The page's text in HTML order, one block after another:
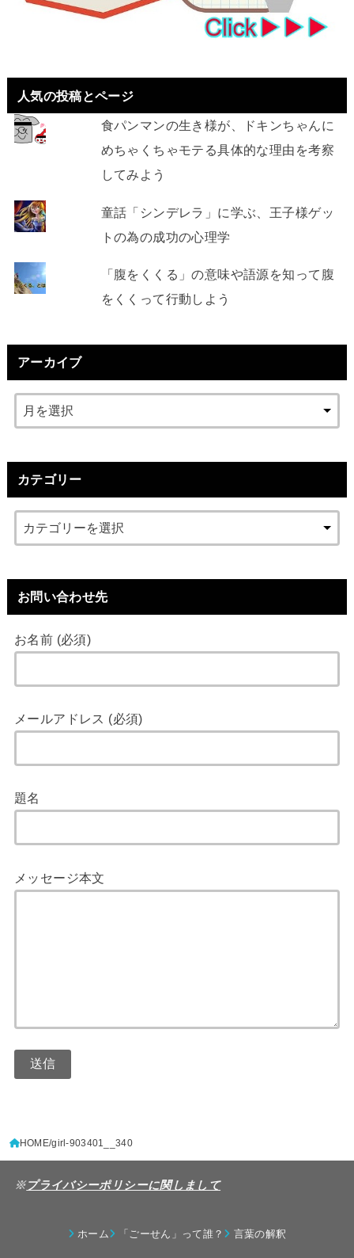
人気の投稿とページ
食パンマンの生き様が、ドキンちゃんに
めちゃくちゃモテる具体的な理由を考察
してみよう
童話「シンデレラ」に学ぶ、王子様ゲッ
トの為の成功の心理学
「腹をくくる」の意味や語源を知って腹
をくくって行動しよう
アーカイブ
カテゴリー
お問い合わせ先
お名前 (必須)
メールアドレス (必須)
題名
メッセージ本文
HOME girl-903401__340
※プライバシーポリシーに関しまして
ホーム 「ごーせん」って誰？ 言葉の解釈